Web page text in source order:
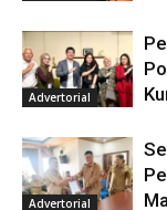
Advertorial
Advertorial